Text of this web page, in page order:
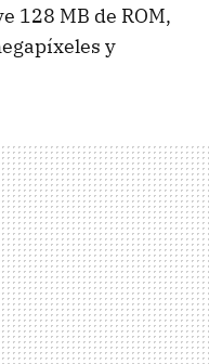
128 MB de ROM,
y